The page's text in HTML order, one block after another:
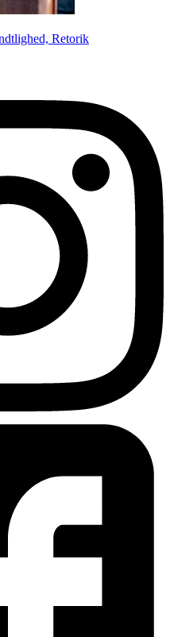
Retorik